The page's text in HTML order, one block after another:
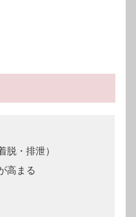
脱・排泄）
高まる